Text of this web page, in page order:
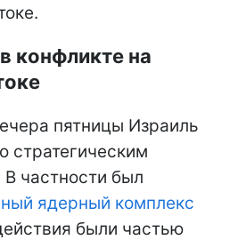
конфликте на
пятницы Израиль
стратегическим
частности был
ядерный комплекс
были частью